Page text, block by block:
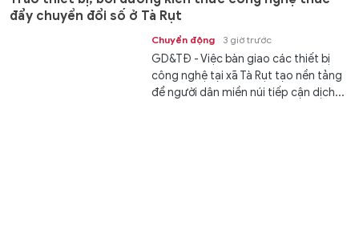
đẩy chuyển đổi số ở Tà Rụt
Chuyển động 3 giờ trước
GD&TĐ - Việc bàn giao các thiết bị
công nghệ tại xã Tà Rụt tạo nền tảng
để người dân miền núi tiếp cận dịch...